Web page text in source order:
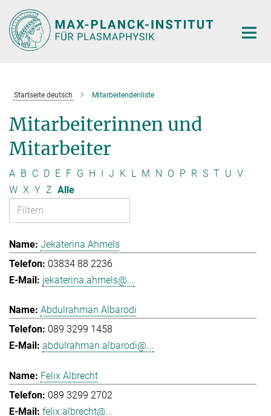
Hauptinhalt
Startseite deutsch Mitarbeitendenliste
Mitarbeiterinnen und
Mitarbeiter
A B C D E F G H I J K L M N O P R S T U V
W X Y Z Alle
Jekaterina Ahmels
03834 88 2236
jekaterina.ahmels@...
Abdulrahman Albarodi
089 3299 1458
abdulrahman.albarodi@...
Felix Albrecht
089 3299 2702
felix.albrecht@...